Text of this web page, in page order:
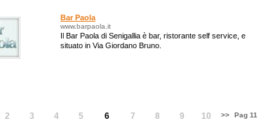
Bar Paola
www.barpaola.it
Il Bar Paola di Senigallia è bar, ristorante self service, e
situato in Via Giordano Bruno.
2 3 4 5 6 7 8 9 10 >> Pag 11